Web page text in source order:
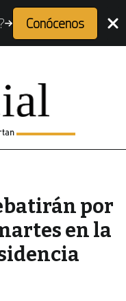
Conócenos
por
en la